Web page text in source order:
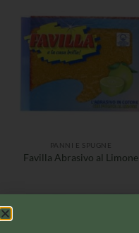
PANNI E SPUGNE
Favilla Abrasivo al Limone